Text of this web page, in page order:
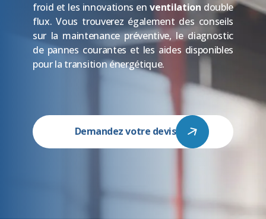
froid et les innovations enventilation double
flux. Vous trouverez également des conseils
sur la maintenance préventive, le diagnostic
de pannes courantes et les aides disponibles
pour la transition énergétique.
Demandez votre devis